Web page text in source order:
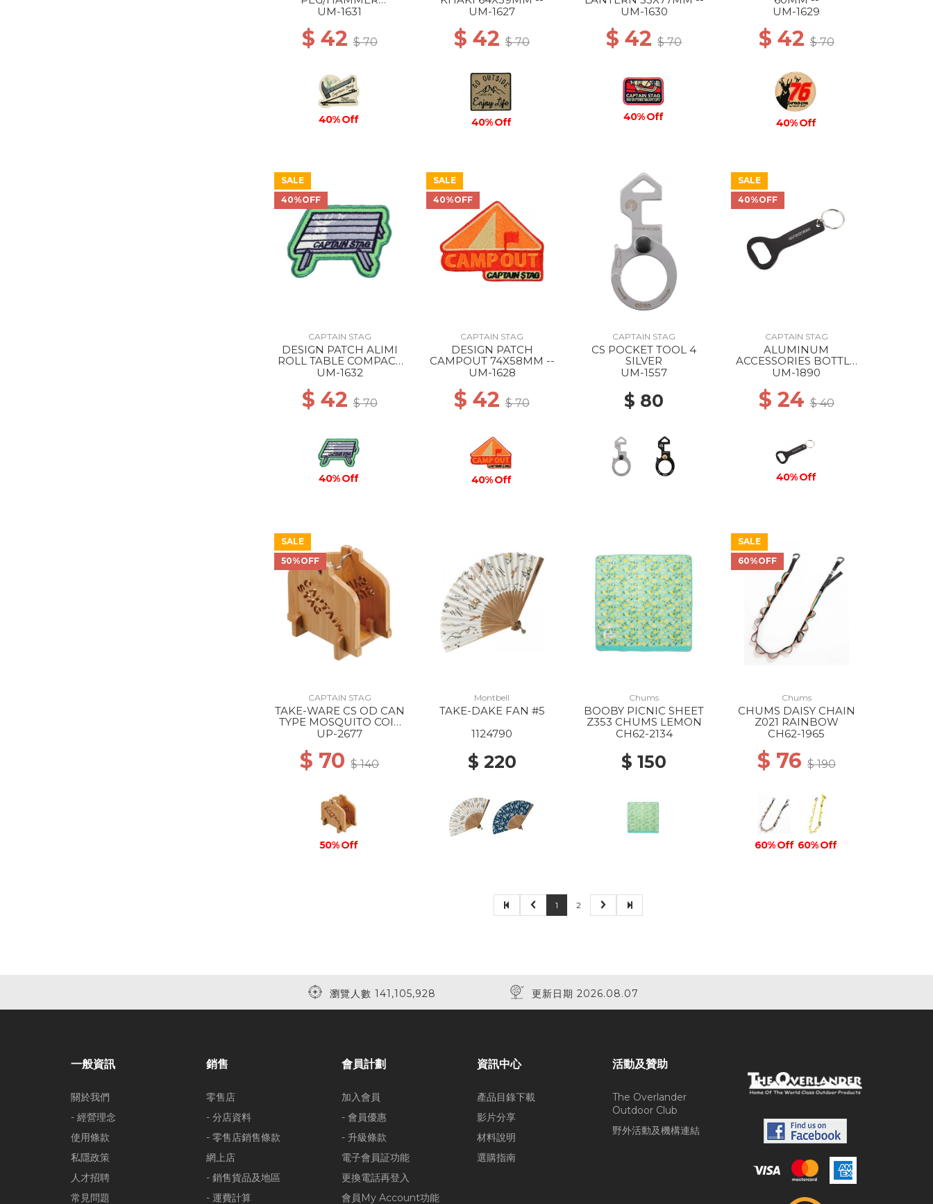
77X63MM --
UM-1631
$ 42$ 70
40% Off
UM-1627
$ 42$ 70
40% Off
UM-1630
$ 42$ 70
40% Off
UM-1629
$ 42 $ 70
40% Off
SALE
40%OFF
CAPTAIN STAG
DESIGN PATCH ALIMI
ROLL TABLE COMPACT
76X52MM --
UM-1632
$ 42$ 70
40% Off
SALE
40%OFF
CAPTAIN STAG
DESIGN PATCH
CAMPOUT 74X58MM --
UM-1628
$ 42$ 70
40% Off
CAPTAIN STAG
CS POCKET TOOL 4
SILVER
UM-1557
$ 80
SALE
40%OFF
CAPTAIN STAG
ALUMINUM
ACCESSORIES BOTTLE
OPENER STANDARD
UM-1890
$ 24 $ 40
40% Off
SALE
50%OFF
CAPTAIN STAG
TAKE-WARE CS OD CAN
TYPE MOSQUITO COIL
STAND --
UP-2677
$ 70$ 140
50% Off
Montbell
TAKE-DAKE FAN #5
1124790
$ 220
Chums
BOOBY PICNIC SHEET
Z353 CHUMS LEMON
CH62-2134
$ 150
SALE
60%OFF
Chums
CHUMS DAISY CHAIN
Z021 RAINBOW
CH62-1965
$ 76 $ 190
60% Off 60% Off
1 2
瀏覽人數 141,105,928 更新日期 2026.08.07
一般資訊
關於我們
- 經營理念
使用條款
私隱政策
人才招聘
常見問題
銷售
零售店
- 分店資料
- 零售店銷售條款
網上店
- 銷售貨品及地區
- 運費計算
會員計劃
加入會員
- 會員優惠
- 升級條款
電子會員証功能
更換電話再登入
會員My Account功能
資訊中心
產品目錄下載
影片分享
材料說明
選購指南
活動及贊助
The Overlander
Outdoor Club
野外活動及機構連結